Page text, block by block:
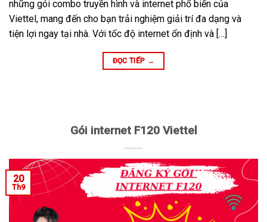
những gói combo truyền hình và internet phổ biến của
Viettel, mang đến cho bạn trải nghiệm giải trí đa dạng và
tiện lợi ngay tại nhà. Với tốc độ internet ổn định và […]
ĐỌC TIẾP →
Gói internet F120 Viettel
20
Th9